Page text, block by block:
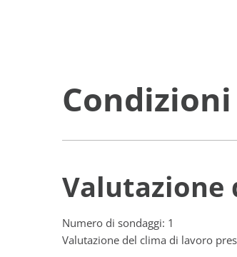
Valutazione
Numero di sondaggi: 1
Valutazione del clima di lavoro